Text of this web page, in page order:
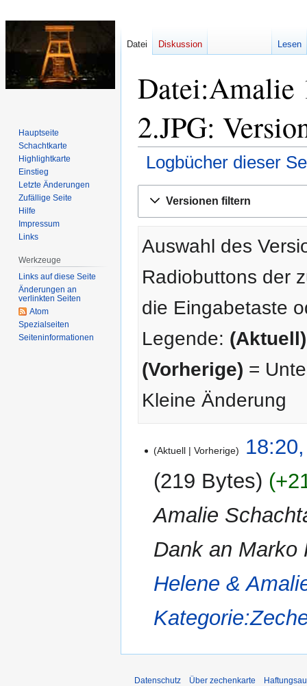
Datei:Amalie
2.JPG:
Logbücher dieser
Navigation
Suche
Versionen filtern
Auswahl des
Radiobuttons der
die Eingabetaste
Legende: (Aktuell)
(Vorherige) =
Kleine Änderung
September
2022
Aktuell Vorherige
219 Bytes
Amalie
Dank an
Helene &
Datei Diskussion Lesen
Hauptseite
Schachtkarte
Highlightkarte
Einstieg
Letzte Änderungen
Zufällige Seite
Hilfe
Impressum
Links
Werkzeuge
Links auf diese Seite
Änderungen an
verlinkten Seiten
Atom
Spezialseiten
Seiten­­informationen
Datenschutz Über zechenkarte